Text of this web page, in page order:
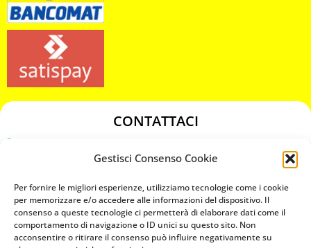
Gestisci Consenso Cookie
Per fornire le migliori esperienze, utilizziamo tecnologie come i cookie
per memorizzare e/o accedere alle informazioni del dispositivo. Il
consenso a queste tecnologie ci permetterà di elaborare dati come il
comportamento di navigazione o ID unici su questo sito. Non
acconsentire o ritirare il consenso può influire negativamente su
CONTATTACI
chiavicodificate@gmail.com
Privacy Policy